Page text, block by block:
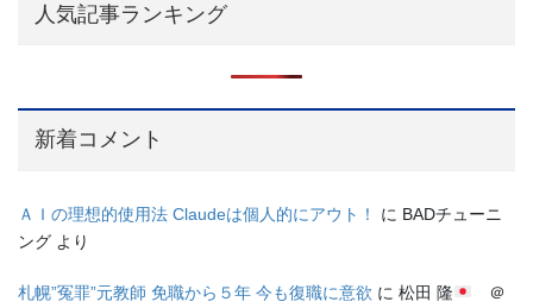
人気記事ランキング
新着コメント
ＡＩの理想的使用法 Claudeは個人的にアウト！ に BADチューニ
ング より
札幌”冤罪”元教師 免職から５年 今も復職に意欲 に 松田 隆
＠